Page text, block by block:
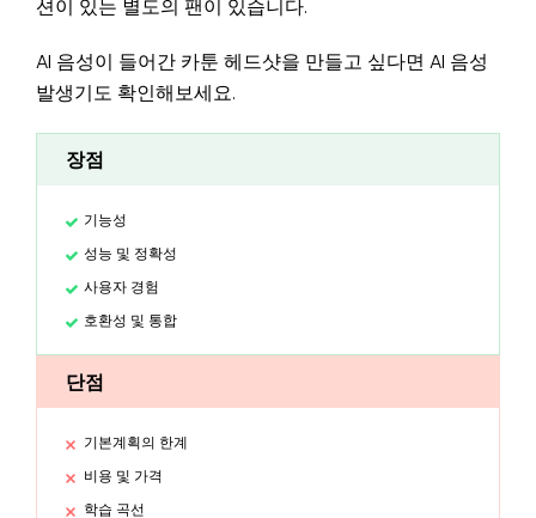
션이 있는 별도의 팬이 있습니다.
AI 음성이 들어간 카툰 헤드샷을 만들고 싶다면 AI 음성
발생기도 확인해보세요.
장점
기능성
성능 및 정확성
사용자 경험
호환성 및 통합
단점
기본계획의 한계
비용 및 가격
학습 곡선